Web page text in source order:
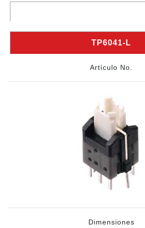
TP6041-L
Artículo No.
Dimensiones